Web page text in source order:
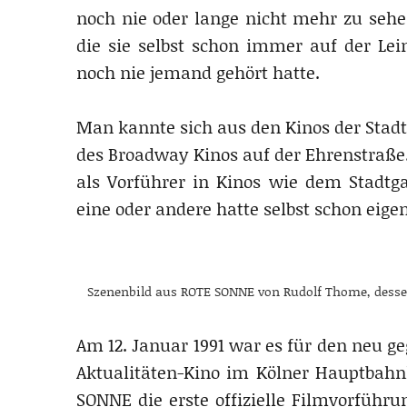
noch nie oder lange nicht mehr zu
die sie selbst schon immer auf der
noch nie jemand gehört hatte.
Man kannte sich aus den Kinos der
des Broadway Kinos auf der
als Vorführer in Kinos wie dem
eine oder andere hatte selbst schon
Szenenbild aus ROTE SONNE von Rudolf Thome,
Am 12. Januar 1991 war es für den neu
Aktualitäten-Kino im Kölner
SONNE die erste offizielle